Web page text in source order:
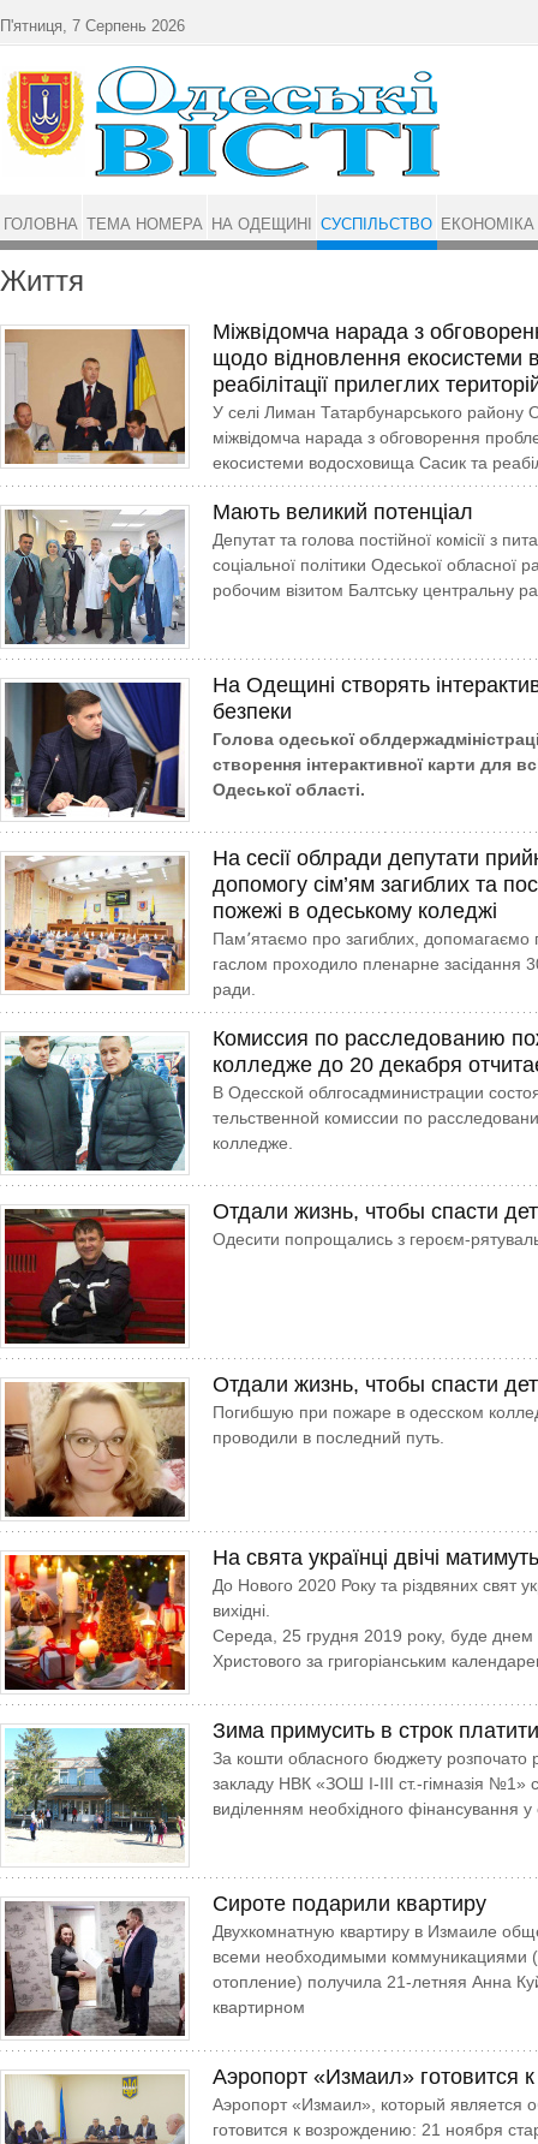
Життя
Міжвідомча нарада з
щодо відновлення екосистеми
реабілітації прилеглих
У селі Лиман Татарбунарського району
міжвідомча нарада з обговорення
екосистеми водосховища Сасик та
Мають великий потенціал
Депутат та голова постійної комісії з
соціальної політики Одеської обласної
робочим візитом Балтську центральну
На Одещині створять
безпеки
Голова одеської
створення інтерактивної карти для
Одеської області.
На сесії облради депутати
допомогу сім’ям загиблих та
пожежі в одеському коледжі
Пам՚ятаємо про загиблих,
гаслом проходило пленарне засідання
ради.
Комиссия по расследованию
колледже до 20 декабря
В Одесской облгосадми­нист­рации
тельственной комиссии по
колледже.
Отдали жизнь, чтобы спасти
Одесити попрощались з героєм-
Отдали жизнь, чтобы спасти
Погибшую при пожаре в одесском
проводили в последний путь.
На свята українці двічі
До Нового 2020 Року та різдвяних свят
вихідні.
Середа, 25 грудня 2019 року, буде днем
Христового за григоріанським
Зима примусить в строк платити
За кошти обласного бюджету розпочато
закладу НВК «ЗОШ І-ІІІ ст.-гімназія
виділенням необхідного фінансування
Сироте подарили квартиру
Двухкомнатную квартиру в Измаиле
всеми необходимыми коммуникациями
отопление) получила 21-летняя Анна
квартирном
Аэропорт «Измаил» готовится
Аэропорт «Измаил», который является
готовится к возрождению: 21 ноября
П'ятниця, 7 Серпень 2026
ГОЛОВНА ТЕМА НОМЕРА НА ОДЕЩИНІ СУСПІЛЬСТВО ЕКОНОМІКА